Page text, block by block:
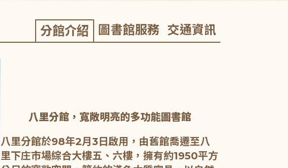
分館介紹 圖書館服務 交通資訊
八里分館，寬敞明亮的多功能圖書館
八里分館於98年2月3日啟用，由舊館喬遷至八
里下庄市場綜合大樓五、六樓，擁有約1950平方